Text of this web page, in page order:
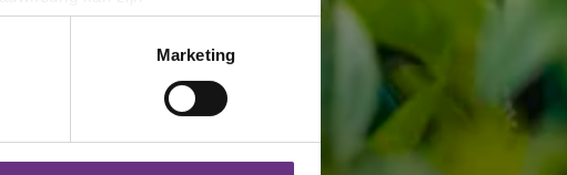
(fingerprinting)
in het
detailgedeeltein. U kunt uw
met onze partners voor social
Marketing